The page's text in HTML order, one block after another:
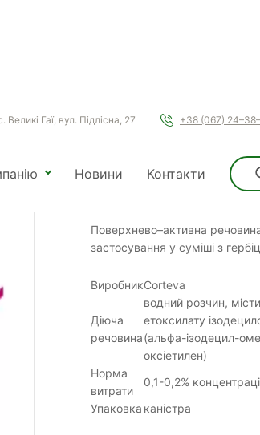
Новини Контакти
Великі Гаї, вул. Підлісна, 27 +38 (067)
Віволт
Поверхнево–активна
застосування у суміші з
ВиробникCorteva
Діюча
речовина
водний розчин,
етоксилату
(альфа-ізодецил-
оксіетилен)
Норма
витрати
0,1-0,2%
Упаковка каністра